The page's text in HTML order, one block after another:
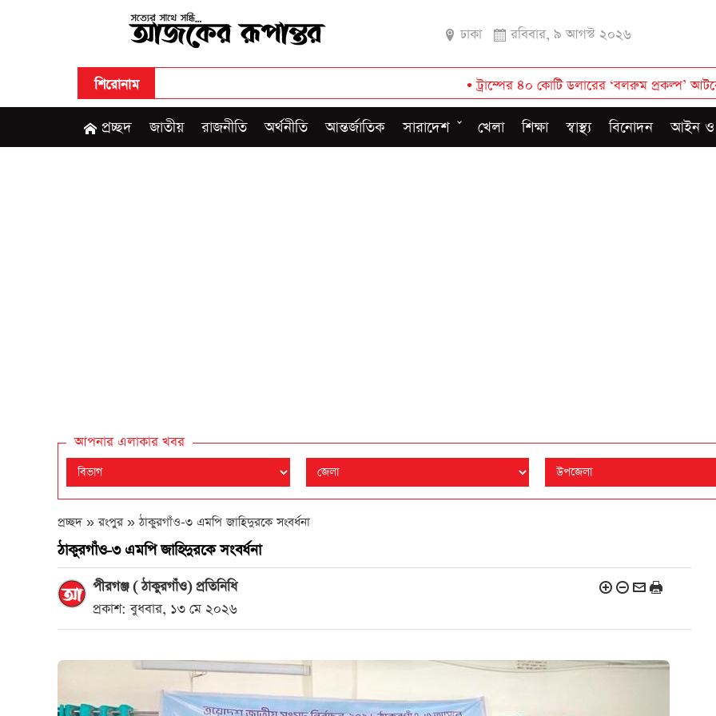
ঢাকা রবিবার, ৯ আগস্ট ২০২৬
শিরোনাম ট্রাম্পের ৪০ কোটি ডলারের ‘বলরুম প্রকল্প’ আটকে দিলেন
প্রচ্ছদ জাতীয় রাজনীতি অর্থনীতি আন্তর্জাতিক সারাদেশ খেলা শিক্ষা স্বাস্থ্য বিনোদন আইন
আপনার এলাকার খবর
প্রচ্ছদ » রংপুর »ঠাকুরগাঁও-৩ এমপি জাহিদুরকে সংবর্ধনা
ঠাকুরগাঁও-৩ এমপি জাহিদুরকে সংবর্ধনা
পীরগঞ্জ ( ঠাকুরগাঁও) প্রতিনিধি
প্রকাশ: বুধবার, ১৩ মে ২০২৬